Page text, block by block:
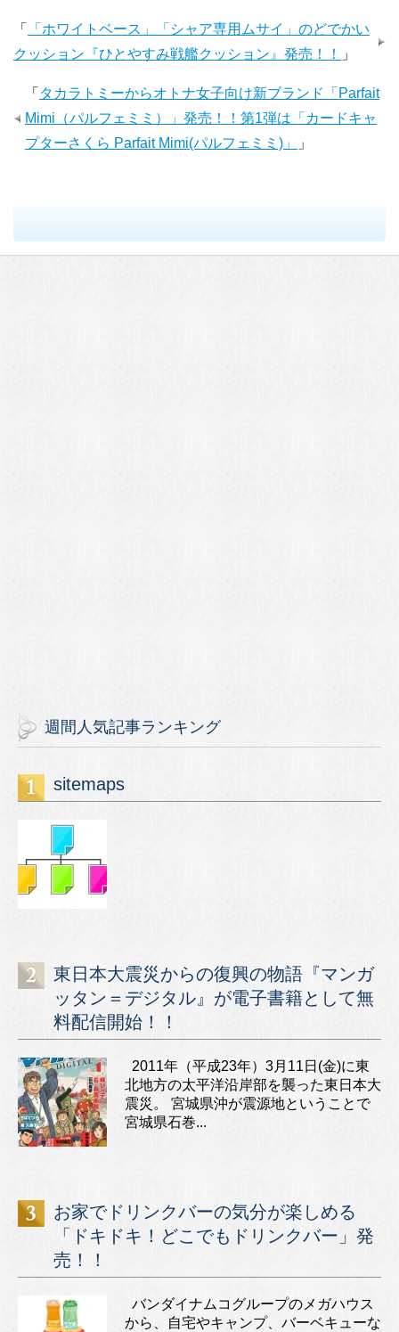
「
「ホワイトベース」「シャア専用ムサイ」のどでかい
クッション『ひとやすみ戦艦クッション』発売！！
」
「 タカラトミーからオトナ女子向け新ブランド「Parfait
Mimi（パルフェミミ）」発売！！第1弾は「カードキャ
プターさくら Parfait Mimi(パルフェミミ)」
」
週間人気記事ランキング
sitemaps
東日本大震災からの復興の物語『マンガ
ッタン＝デジタル』が電子書籍として無
料配信開始！！
2011年（平成23年）3月11日(金)に東
北地方の太平洋沿岸部を襲った東日本大
震災。 宮城県沖が震源地ということで
宮城県石巻...
お家でドリンクバーの気分が楽しめる
「ドキドキ！どこでもドリンクバー」発
売！！
バンダイナムコグループのメガハウス
から、自宅やキャンプ、バーベキューな